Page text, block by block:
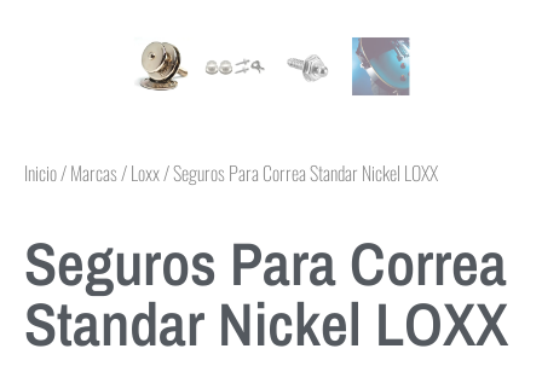
Inicio/Marcas/Loxx/ Seguros Para Correa Standar Nickel LOXX
Seguros Para Correa
Standar Nickel LOXX